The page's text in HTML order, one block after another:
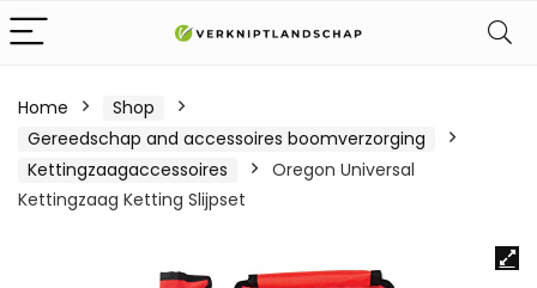
Home
Shop
Gereedschap and accessoires boomverzorging
Kettingzaagaccessoires
Oregon Universal
Kettingzaag Ketting Slijpset